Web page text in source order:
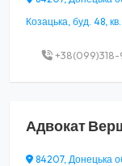
Козацька, буд. 48,
Адвокат
84207, Донецька